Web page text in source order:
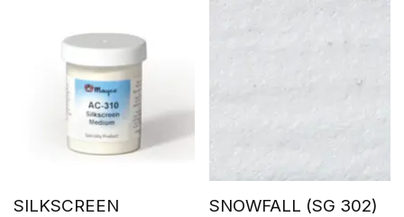
SILKSCREEN
SNOWFALL (SG 302)